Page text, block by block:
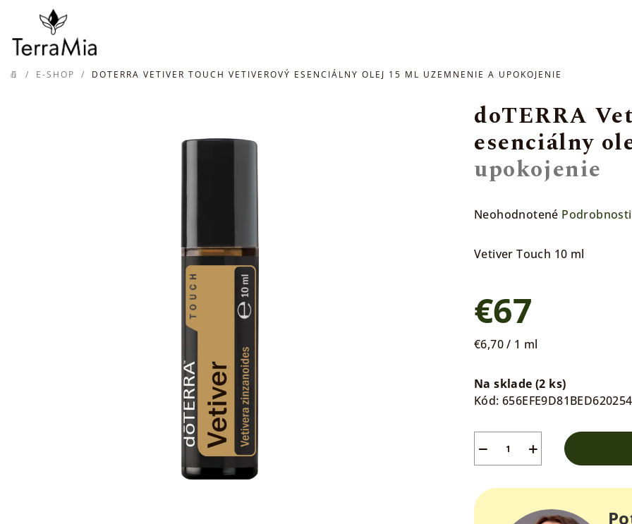
obsah
DOMOV
/ E-SHOP / DOTERRA VETIVER TOUCH VETIVEROVÝ ESENCIÁLNY OLEJ 15 ML UZEMNENIE A UPOKOJENIE
doTERRA
esenciálny
upokojenie
Priemerné
produktu
5
Neohodnotené
Vetiver Touch 10 ml
€67
Jednotková
€6,70 / 1 ml
Na sklade(2 ks)
Kód:
+
−